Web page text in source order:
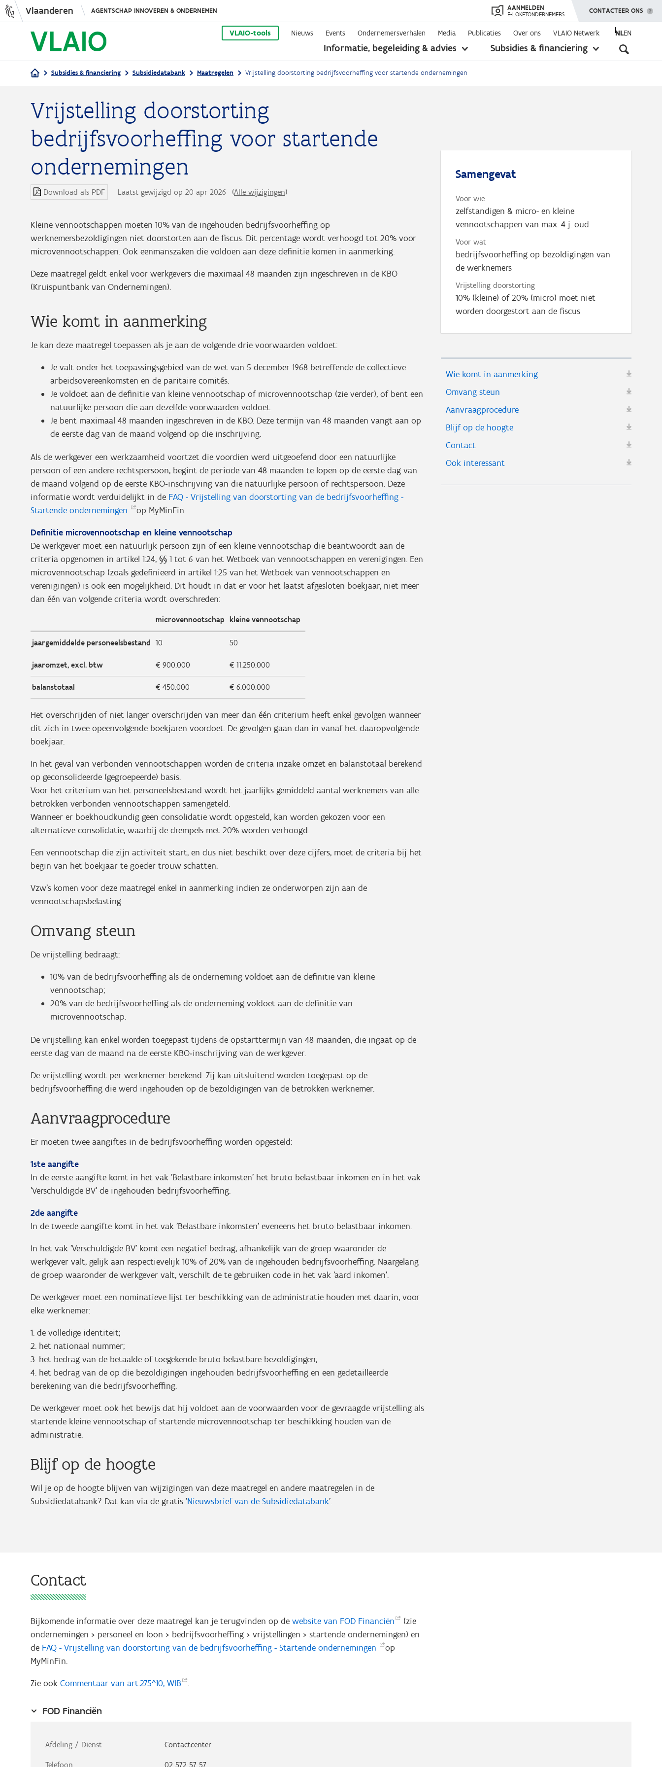
Overslaan
en
naar
de
inhoud
Vlaanderen AGENTSCHAP INNOVEREN & ONDERNEMEN AANMELDEN
E-LOKETONDERNEMERS TOON MENU
CONTACTEER ONS
VLAIO-tools Nieuws Events Ondernemersverhalen Media Publicaties Over ons VLAIO Netwerk NLEN
Informatie, begeleiding & advies
toon
Subsidies & financiering
toon
Kruimelpad
Subsidies & financiering Subsidiedatabank Maatregelen Vrijstelling doorstorting bedrijfsvoorheffing voor startende ondernemingen
Vrijstelling doorstorting
bedrijfsvoorheffing voor startende
ondernemingen
Download als PDF Laatst gewijzigd op 20 apr 2026 (Alle wijzigingen)
Kleine vennootschappen moeten 10% van de ingehouden bedrijfsvoorheffing op
werknemersbezoldigingen niet doorstorten aan de fiscus. Dit percentage wordt verhoogd tot 20% voor
microvennootschappen. Ook eenmanszaken die voldoen aan deze definitie komen in aanmerking.
Deze maatregel geldt enkel voor werkgevers die maximaal 48 maanden zijn ingeschreven in de KBO
(Kruispuntbank van Ondernemingen).
Wie komt in aanmerking
Je kan deze maatregel toepassen als je aan de volgende drie voorwaarden voldoet:
Je valt onder het toepassingsgebied van de wet van 5 december 1968 betreffende de collectieve
arbeidsovereenkomsten en de paritaire comités.
Je voldoet aan de definitie van kleine vennootschap of microvennootschap (zie verder), of bent een
natuurlijke persoon die aan dezelfde voorwaarden voldoet.
Je bent maximaal 48 maanden ingeschreven in de KBO. Deze termijn van 48 maanden vangt aan op
de eerste dag van de maand volgend op die inschrijving.
Als de werkgever een werkzaamheid voortzet die voordien werd uitgeoefend door een natuurlijke
persoon of een andere rechtspersoon, begint de periode van 48 maanden te lopen op de eerste dag van
de maand volgend op de eerste KBO‑inschrijving van die natuurlijke persoon of rechtspersoon. Deze
informatie wordt verduidelijkt in de FAQ - Vrijstelling van doorstorting van de bedrijfsvoorheffing -
Startende ondernemingen op MyMinFin.
Definitie microvennootschap en kleine vennootschap
De werkgever moet een natuurlijk persoon zijn of een kleine vennootschap die beantwoordt aan de
criteria opgenomen in artikel 1:24, §§ 1 tot 6 van het Wetboek van vennootschappen en verenigingen. Een
microvennootschap (zoals gedefinieerd in artikel 1:25 van het Wetboek van vennootschappen en
verenigingen) is ook een mogelijkheid. Dit houdt in dat er voor het laatst afgesloten boekjaar, niet meer
dan één van volgende criteria wordt overschreden:
microvennootschap kleine vennootschap
jaargemiddelde personeelsbestand 10 50
jaaromzet, excl. btw € 900.000 € 11.250.000
balanstotaal € 450.000 € 6.000.000
Het overschrijden of niet langer overschrijden van meer dan één criterium heeft enkel gevolgen wanneer
dit zich in twee opeenvolgende boekjaren voordoet. De gevolgen gaan dan in vanaf het daaropvolgende
boekjaar.
In het geval van verbonden vennootschappen worden de criteria inzake omzet en balanstotaal berekend
op geconsolideerde (gegroepeerde) basis.
Voor het criterium van het personeelsbestand wordt het jaarlijks gemiddeld aantal werknemers van alle
betrokken verbonden vennootschappen samengeteld.
Wanneer er boekhoudkundig geen consolidatie wordt opgesteld, kan worden gekozen voor een
alternatieve consolidatie, waarbij de drempels met 20% worden verhoogd.
Een vennootschap die zijn activiteit start, en dus niet beschikt over deze cijfers, moet de criteria bij het
begin van het boekjaar te goeder trouw schatten.
Vzw’s komen voor deze maatregel enkel in aanmerking indien ze onderworpen zijn aan de
vennootschapsbelasting.
Omvang steun
De vrijstelling bedraagt:
10% van de bedrijfsvoorheffing als de onderneming voldoet aan de definitie van kleine
vennootschap;
20% van de bedrijfsvoorheffing als de onderneming voldoet aan de definitie van
microvennootschap.
De vrijstelling kan enkel worden toegepast tijdens de opstarttermijn van 48 maanden, die ingaat op de
eerste dag van de maand na de eerste KBO‑inschrijving van de werkgever.
De vrijstelling wordt per werknemer berekend. Zij kan uitsluitend worden toegepast op de
bedrijfsvoorheffing die werd ingehouden op de bezoldigingen van de betrokken werknemer.
Aanvraagprocedure
Er moeten twee aangiftes in de bedrijfsvoorheffing worden opgesteld:
1ste aangifte
In de eerste aangifte komt in het vak 'Belastbare inkomsten' het bruto belastbaar inkomen en in het vak
'Verschuldigde BV' de ingehouden bedrijfsvoorheffing.
2de aangifte
In de tweede aangifte komt in het vak 'Belastbare inkomsten' eveneens het bruto belastbaar inkomen.
In het vak 'Verschuldigde BV' komt een negatief bedrag, afhankelijk van de groep waaronder de
werkgever valt, gelijk aan respectievelijk 10% of 20% van de ingehouden bedrijfsvoorheffing. Naargelang
de groep waaronder de werkgever valt, verschilt de te gebruiken code in het vak 'aard inkomen'.
De werkgever moet een nominatieve lijst ter beschikking van de administratie houden met daarin, voor
elke werknemer:
1. de volledige identiteit;
2. het nationaal nummer;
3. het bedrag van de betaalde of toegekende bruto belastbare bezoldigingen;
4. het bedrag van de op die bezoldigingen ingehouden bedrijfsvoorheffing en een gedetailleerde
berekening van die bedrijfsvoorheffing.
De werkgever moet ook het bewijs dat hij voldoet aan de voorwaarden voor de gevraagde vrijstelling als
startende kleine vennootschap of startende microvennootschap ter beschikking houden van de
administratie.
Blijf op de hoogte
Wil je op de hoogte blijven van wijzigingen van deze maatregel en andere maatregelen in de
Subsidiedatabank? Dat kan via de gratis 'Nieuwsbrief van de Subsidiedatabank'.
Samengevat
Voor wie
zelfstandigen & micro- en kleine
vennootschappen van max. 4 j. oud
Voor wat
bedrijfsvoorheffing op bezoldigingen van
de werknemers
Vrijstelling doorstorting
10% (kleine) of 20% (micro) moet niet
worden doorgestort aan de fiscus
Wie komt in aanmerking
Omvang steun
Aanvraagprocedure
Blijf op de hoogte
Contact
Ook interessant
Contact
Bijkomende informatie over deze maatregel kan je terugvinden op de website van FOD Financiën
(zie
ondernemingen > personeel en loon > bedrijfsvoorheffing > vrijstellingen > startende ondernemingen) en
de FAQ - Vrijstelling van doorstorting van de bedrijfsvoorheffing - Startende ondernemingen
op
MyMinFin.
Zie ook Commentaar van art.275^10, WIB .
FOD Financiën
Afdeling / Dienst Contactcenter
Telefoon 02 572 57 57